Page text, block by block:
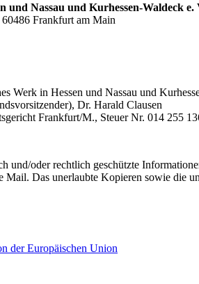
und Nassau und Kurhessen-Waldeck e.
Frankfurt am Main
Werk in Hessen und Nassau und
Dr. Harald Clausen
Frankfurt/M., Steuer Nr. 014 255
und/oder rechtlich geschützte
Mail. Das unerlaubte Kopieren sowie die